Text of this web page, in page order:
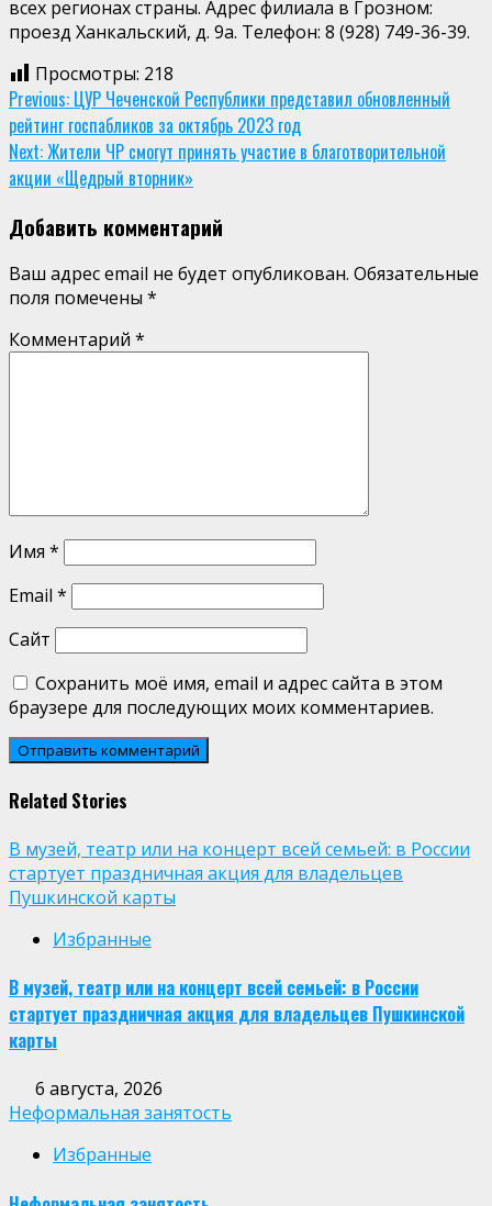
всех регионах страны. Адрес филиала в Грозном:
проезд Ханкальский, д. 9а. Телефон: 8 (928) 749-36-39.
Просмотры: 218
Continue
Reading
Previous: ЦУР Чеченской Республики представил обновленный
рейтинг госпабликов за октябрь 2023 год
Next:Жители ЧР смогут принять участие в благотворительной
акции «Щедрый вторник»
Добавить комментарий
Ваш адрес email не будет опубликован. Обязательные
поля помечены *
Комментарий *
Имя *
Email *
Сайт
Сохранить моё имя, email и адрес сайта в этом
браузере для последующих моих комментариев.
Related Stories
В музей, театр или на концерт всей семьей: в России
стартует праздничная акция для владельцев
Пушкинской карты
Избранные
В музей, театр или на концерт всей семьей: в России
стартует праздничная акция для владельцев Пушкинской
карты
6 августа, 2026
Неформальная занятость
Избранные